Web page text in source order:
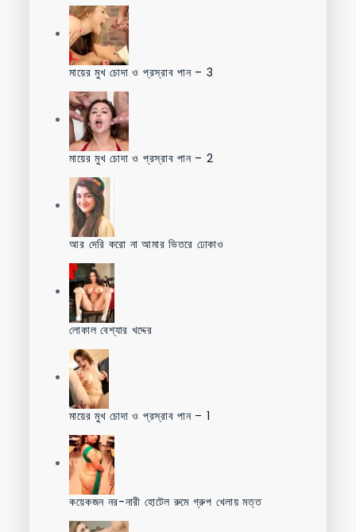
মায়ের মুখ চোদা ও প্রস্রাব পান – 3
মায়ের মুখ চোদা ও প্রস্রাব পান – 2
আর দেরি করো না আমার ভিতরে ঢোকাও
লোকাল বেশ্যার খদ্দের
মায়ের মুখ চোদা ও প্রস্রাব পান – 1
কয়েকজন নর-নারী হোটেল রুমে গ্রুপ খেলায় মত্ত